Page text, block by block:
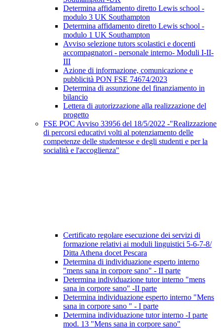
Determina affidamento diretto Lewis school -
modulo 3 UK Southampton
Determina affidamento diretto Lewis school -
modulo 1 UK Southampton
Avviso selezione tutors scolastici e docenti
accompagnatori - personale interno- Moduli I-II-
III
Azione di informazione, comunicazione e
pubblicità PON FSE 74674/2023
Determina di assunzione del finanziamento in
bilancio
Lettera di autorizzazione alla realizzazione del
progetto
FSE POC Avviso 33956 del 18/5/2022 -"Realizzazione
di percorsi educativi volti al potenziamento delle
competenze delle studentesse e degli studenti e per la
socialità e l'accoglienza"
Certificato regolare esecuzione dei servizi di
formazione relativi ai moduli linguistici 5-6-7-8/
Ditta Athena docet Pescara
Determina di individuazione esperto interno
"mens sana in corpore sano" - II parte
Determina individuazione tutor interno "mens
sana in corpore sano" -II parte
Determina individuazione esperto interno "Mens
sana in corpore sano " - I parte
Determina individuazione tutor interno -I parte
mod. 13 "Mens sana in corpore sano"